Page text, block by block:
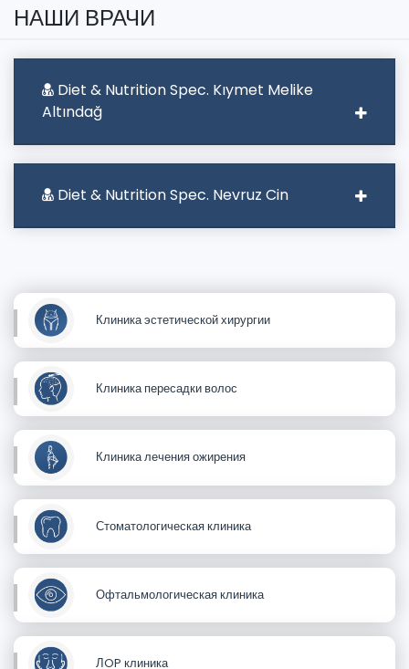
НАШИ ВРАЧИ
Diet & Nutrition Spec. Kıymet Melike
Altındağ
Diet & Nutrition Spec. Nevruz Cin
Клиника эстетической хирургии
Клиника пересадки волос
Клиника лечения ожирения
Стоматологическая клиника
Офтальмологическая клиника
ЛOP клиника